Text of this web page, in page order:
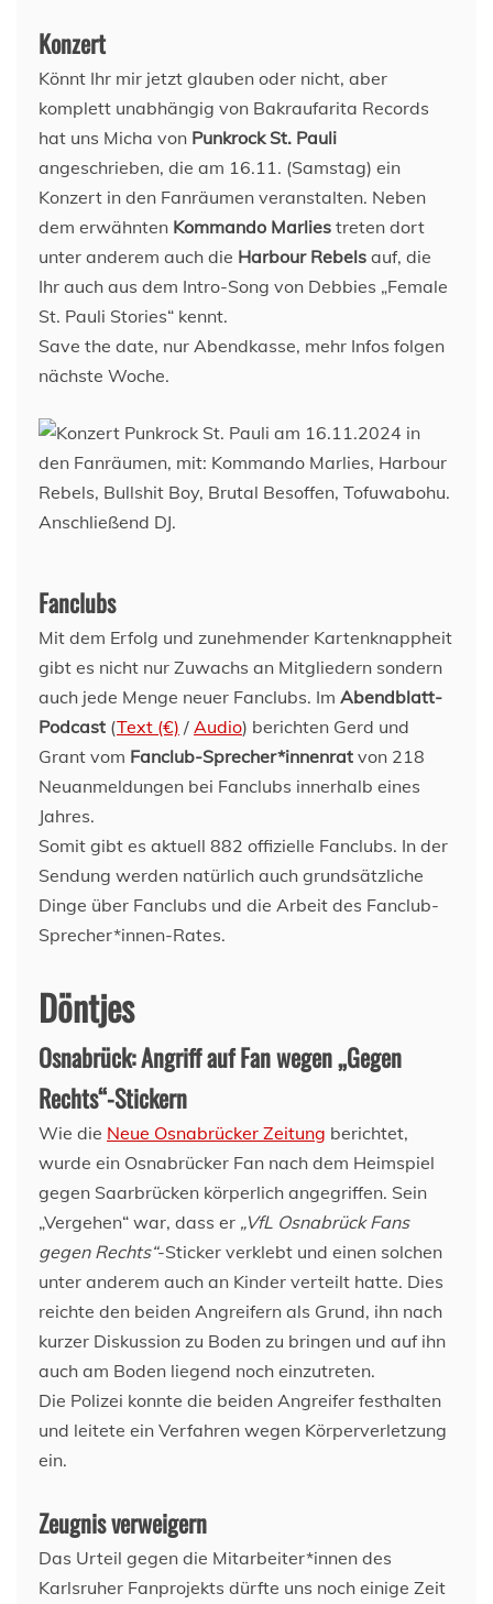
Konzert
Könnt Ihr mir jetzt glauben oder nicht, aber
komplett unabhängig von Bakraufarita Records
hat uns Micha von Punkrock St. Pauli
angeschrieben, die am 16.11. (Samstag) ein
Konzert in den Fanräumen veranstalten. Neben
dem erwähnten Kommando Marlies treten dort
unter anderem auch die Harbour Rebels auf, die
Ihr auch aus dem Intro-Song von Debbies „Female
St. Pauli Stories“ kennt.
Save the date, nur Abendkasse, mehr Infos folgen
nächste Woche.
Fanclubs
Mit dem Erfolg und zunehmender Kartenknappheit
gibt es nicht nur Zuwachs an Mitgliedern sondern
auch jede Menge neuer Fanclubs. Im Abendblatt-
Podcast (Text (€) / Audio) berichten Gerd und
Grant vom Fanclub-Sprecher*innenrat von 218
Neuanmeldungen bei Fanclubs innerhalb eines
Jahres.
Somit gibt es aktuell 882 offizielle Fanclubs. In der
Sendung werden natürlich auch grundsätzliche
Dinge über Fanclubs und die Arbeit des Fanclub-
Sprecher*innen-Rates.
Döntjes
Osnabrück: Angriff auf Fan wegen „Gegen
Rechts“-Stickern
Wie die Neue Osnabrücker Zeitung berichtet,
wurde ein Osnabrücker Fan nach dem Heimspiel
gegen Saarbrücken körperlich angegriffen. Sein
„Vergehen“ war, dass er „VfL Osnabrück Fans
gegen Rechts“-Sticker verklebt und einen solchen
unter anderem auch an Kinder verteilt hatte. Dies
reichte den beiden Angreifern als Grund, ihn nach
kurzer Diskussion zu Boden zu bringen und auf ihn
auch am Boden liegend noch einzutreten.
Die Polizei konnte die beiden Angreifer festhalten
und leitete ein Verfahren wegen Körperverletzung
ein.
Zeugnis verweigern
Das Urteil gegen die Mitarbeiter*innen des
Karlsruher Fanprojekts dürfte uns noch einige Zeit